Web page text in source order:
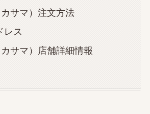
サマ）注文方法
レス
サマ）店舗詳細情報